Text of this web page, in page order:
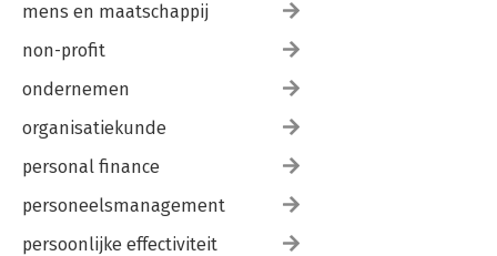
mens en maatschappij
non-profit
ondernemen
organisatiekunde
personal finance
personeelsmanagement
persoonlijke effectiviteit